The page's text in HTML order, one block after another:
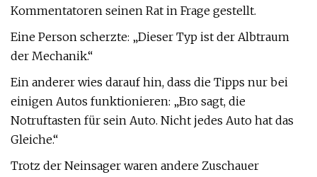
Kommentatoren seinen Rat in Frage gestellt.
Eine Person scherzte: „Dieser Typ ist der Albtraum
der Mechanik.“
Ein anderer wies darauf hin, dass die Tipps nur bei
einigen Autos funktionieren: „Bro sagt, die
Notruftasten für sein Auto. Nicht jedes Auto hat das
Gleiche.“
Trotz der Neinsager waren andere Zuschauer